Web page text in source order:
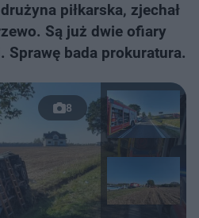
piłkarska, zjechał
Są już dwie ofiary
Sprawę bada prokuratura.
8